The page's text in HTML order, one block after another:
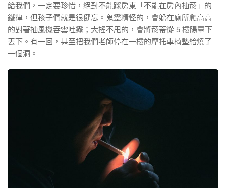
給我們，一定要珍惜，絕對不能踩房東「不能在房內抽菸」的
鐵律，但孩子們就是很健忘。鬼靈精怪的，會躲在廁所爬高高
的對著抽風機吞雲吐霧；大搖不甩的，會將菸蒂從 5 樓陽臺下
丟下。有一回，甚至把我們老師停在一樓的摩托車椅墊給燒了
一個洞。